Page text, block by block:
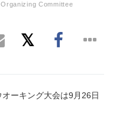
Committee
ーキング大会は9月26日